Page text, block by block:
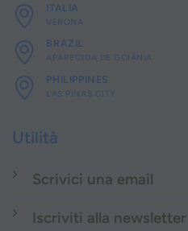
ITALIA
VERONA
BRAZIL
APARECIDA DE GOIÂNIA
PHILIPPINES
LAS PINAS CITY
Utilità
Scrivici una email
Iscriviti alla newsletter